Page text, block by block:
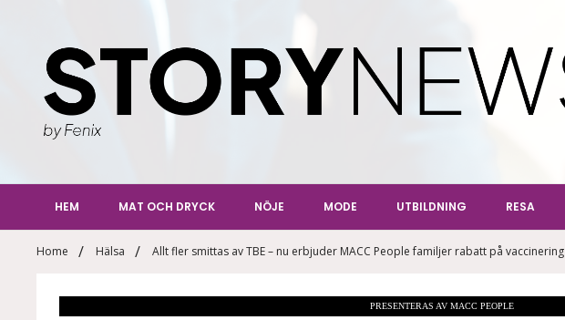
StoryNews
HEM MAT OCH DRYCK NÖJE MODE UTBILDNING RESA
Home Hälsa Allt fler smittas av TBE – nu erbjuder MACC People familjer rabatt på vaccinering
PRESENTERAS AV MACC PEOPLE